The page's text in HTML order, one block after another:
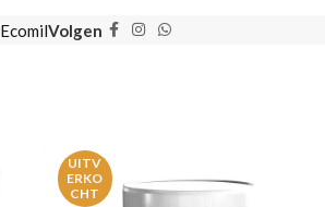
EcomilVolgen
UITV
ERKO
CHT